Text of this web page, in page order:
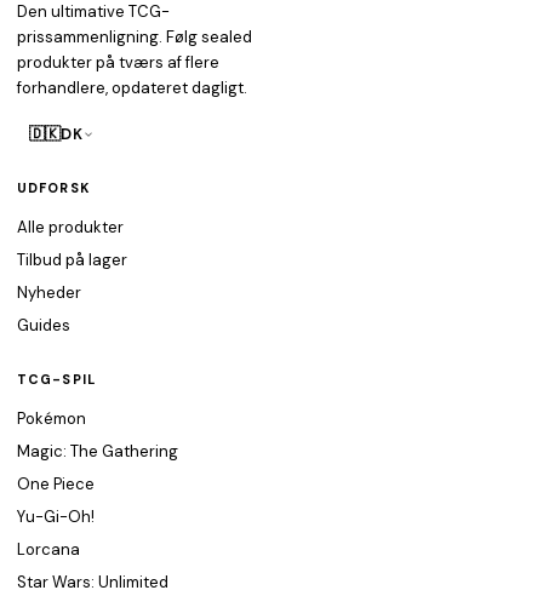
Den ultimative TCG-
prissammenligning. Følg sealed
produkter på tværs af flere
forhandlere, opdateret dagligt.
🇩🇰DK
UDFORSK
Alle produkter
Tilbud på lager
Nyheder
Guides
TCG-SPIL
Pokémon
Magic: The Gathering
One Piece
Yu-Gi-Oh!
Lorcana
Star Wars: Unlimited